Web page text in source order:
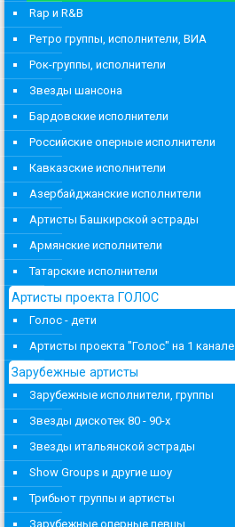
Rap и R&B
Ретро группы, исполнители, ВИА
Рок-группы, исполнители
Звезды шансона
Бардовские исполнители
Российские оперные исполнители
Кавказские исполнители
Азербайджанские исполнители
Артисты Башкирской эстрады
Армянские исполнители
Татарские исполнители
Артисты проекта ГОЛОС
Голос - дети
Артисты проекта "Голос" на 1 канале
Зарубежные артисты
Зарубежные исполнители, группы
Звезды дискотек 80 - 90-х
Звезды итальянской эстрады
Show Groups и другие шоу
Трибьют группы и артисты
Зарубежные оперные певцы